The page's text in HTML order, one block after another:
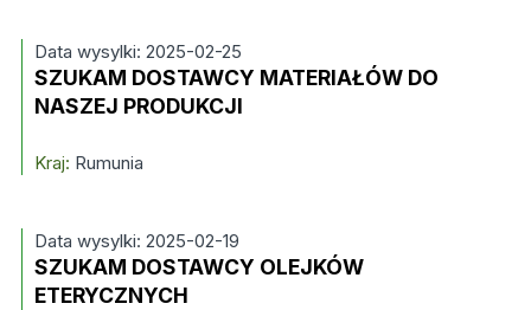
Data wysylki: 2025-02-25
SZUKAM DOSTAWCY MATERIAŁÓW DO
NASZEJ PRODUKCJI
Kraj: Rumunia
Data wysylki: 2025-02-19
SZUKAM DOSTAWCY OLEJKÓW
ETERYCZNYCH